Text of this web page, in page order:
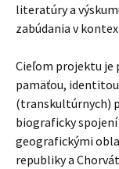
literatúry a
zabúdania v
Cieľom projektu je
pamäťou,
(transkultúrnych)
biograficky
geografickými
republiky a